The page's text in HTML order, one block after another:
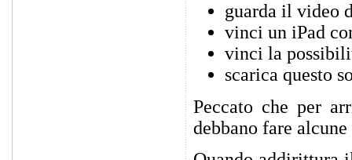
guarda il video
vinci un iPad
vinci la
scarica questo
Peccato che per
debbano fare